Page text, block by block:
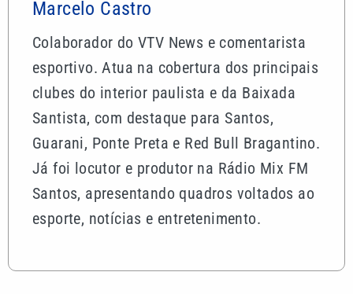
Marcelo Castro
Colaborador do VTV News e comentarista
esportivo. Atua na cobertura dos principais
clubes do interior paulista e da Baixada
Santista, com destaque para Santos,
Guarani, Ponte Preta e Red Bull Bragantino.
Já foi locutor e produtor na Rádio Mix FM
Santos, apresentando quadros voltados ao
esporte, notícias e entretenimento.